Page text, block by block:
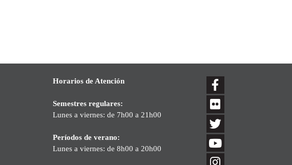
Horarios de Atención
Semestres regulares:
Lunes a viernes: de 7h00 a 21h00
Períodos de verano:
Lunes a viernes: de 8h00 a 20h00